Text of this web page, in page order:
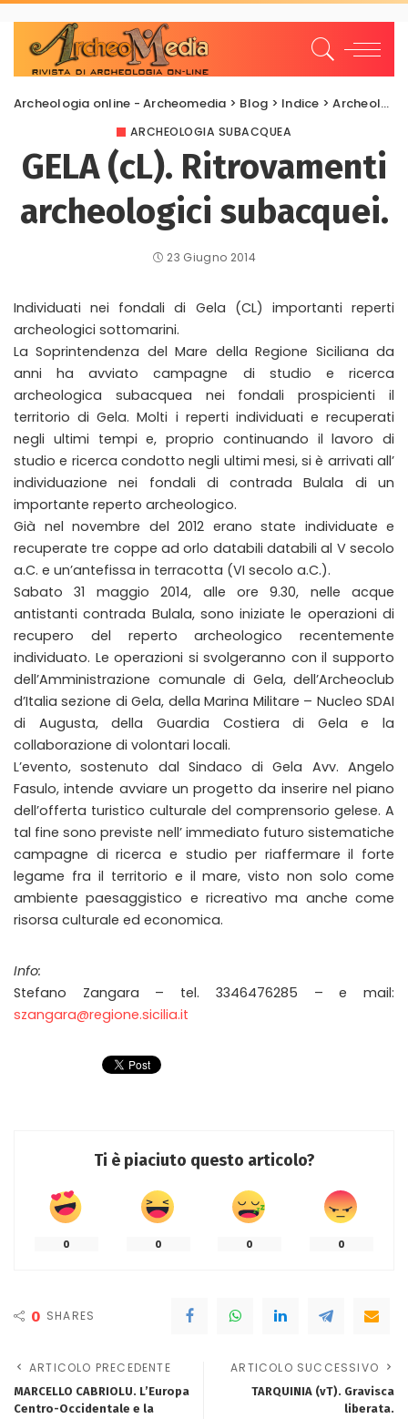
Archeologia online - Archeomedia > Blog > Indice >Archeologia Subacquea
ARCHEOLOGIA SUBACQUEA
GELA (cL). Ritrovamenti
archeologici subacquei.
23 Giugno 2014
Individuati nei fondali di Gela (CL) importanti reperti
archeologici sottomarini.
La Soprintendenza del Mare della Regione Siciliana da
anni ha avviato campagne di studio e ricerca
archeologica subacquea nei fondali prospicienti il
territorio di Gela. Molti i reperti individuati e recuperati
negli ultimi tempi e, proprio continuando il lavoro di
studio e ricerca condotto negli ultimi mesi, si è arrivati all’
individuazione nei fondali di contrada Bulala di un
importante reperto archeologico.
Già nel novembre del 2012 erano state individuate e
recuperate tre coppe ad orlo databili databili al V secolo
a.C. e un’antefissa in terracotta (VI secolo a.C.).
Sabato 31 maggio 2014, alle ore 9.30, nelle acque
antistanti contrada Bulala, sono iniziate le operazioni di
recupero del reperto archeologico recentemente
individuato. Le operazioni si svolgeranno con il supporto
dell’Amministrazione comunale di Gela, dell’Archeoclub
d’Italia sezione di Gela, della Marina Militare – Nucleo SDAI
di Augusta, della Guardia Costiera di Gela e la
collaborazione di volontari locali.
L’evento, sostenuto dal Sindaco di Gela Avv. Angelo
Fasulo, intende avviare un progetto da inserire nel piano
dell’offerta turistico culturale del comprensorio gelese. A
tal fine sono previste nell’ immediato futuro sistematiche
campagne di ricerca e studio per riaffermare il forte
legame fra il territorio e il mare, visto non solo come
ambiente paesaggistico e ricreativo ma anche come
risorsa culturale ed economica.
Info:
Stefano Zangara – tel. 3346476285 – e mail:
szangara@regione.sicilia.it
Ti è piaciuto questo articolo?
0 0 0 0
0 SHARES
ARTICOLO PRECEDENTE
MARCELLO CABRIOLU. L’Europa
Centro-Occidentale e la
ARTICOLO SUCCESSIVO
TARQUINIA (vT). Gravisca
liberata.